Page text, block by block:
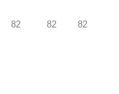
82 82 82